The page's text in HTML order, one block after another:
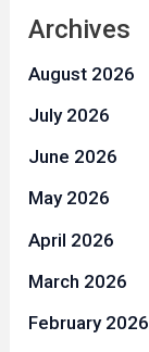
Archives
August 2026
July 2026
June 2026
May 2026
April 2026
March 2026
February 2026